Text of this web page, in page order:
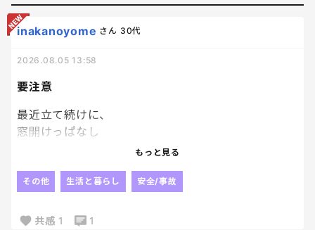
要注意
inakanoyome さん 30代
2026.08.05 13:58
最近立て続けに、
窓開けっぱなし
こわくなって
確認したのに、
もっと見る
その他 生活と暮らし 安全/事故
共感 1 1